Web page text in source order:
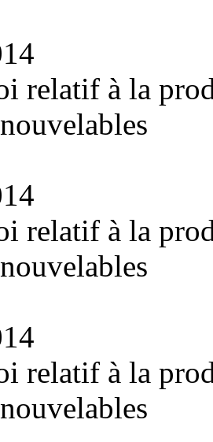
relatif à la
relatif à la
relatif à la